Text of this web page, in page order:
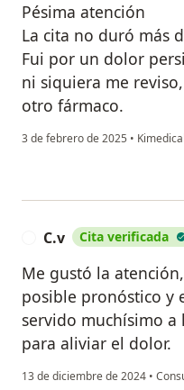
Pésima atención
La cita no duró más
Fui por un dolor
ni siquiera me
otro fármaco.
3 de febrero de 2025 •
C.v Cita verificada
Me gustó la
posible pronóstico y
servido muchísimo a
para aliviar el dolor.
13 de diciembre de 2024 •